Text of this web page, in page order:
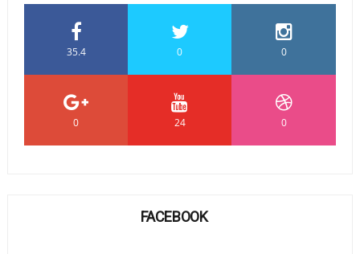
35.4 0 0
0 24 0
FACEBOOK